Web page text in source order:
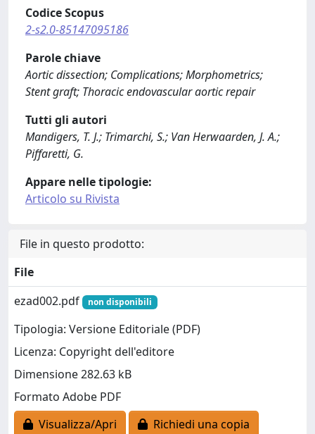
Codice Scopus
2-s2.0-85147095186
Parole chiave
Aortic dissection; Complications; Morphometrics;
Stent graft; Thoracic endovascular aortic repair
Tutti gli autori
Mandigers, T. J.; Trimarchi, S.; Van Herwaarden, J. A.;
Piffaretti, G.
Appare nelle tipologie:
Articolo su Rivista
File in questo prodotto:
File
ezad002.pdf
non disponibili
Tipologia: Versione Editoriale (PDF)
Licenza: Copyright dell'editore
Dimensione 282.63 kB
Formato Adobe PDF
Visualizza/Apri
Richiedi una copia